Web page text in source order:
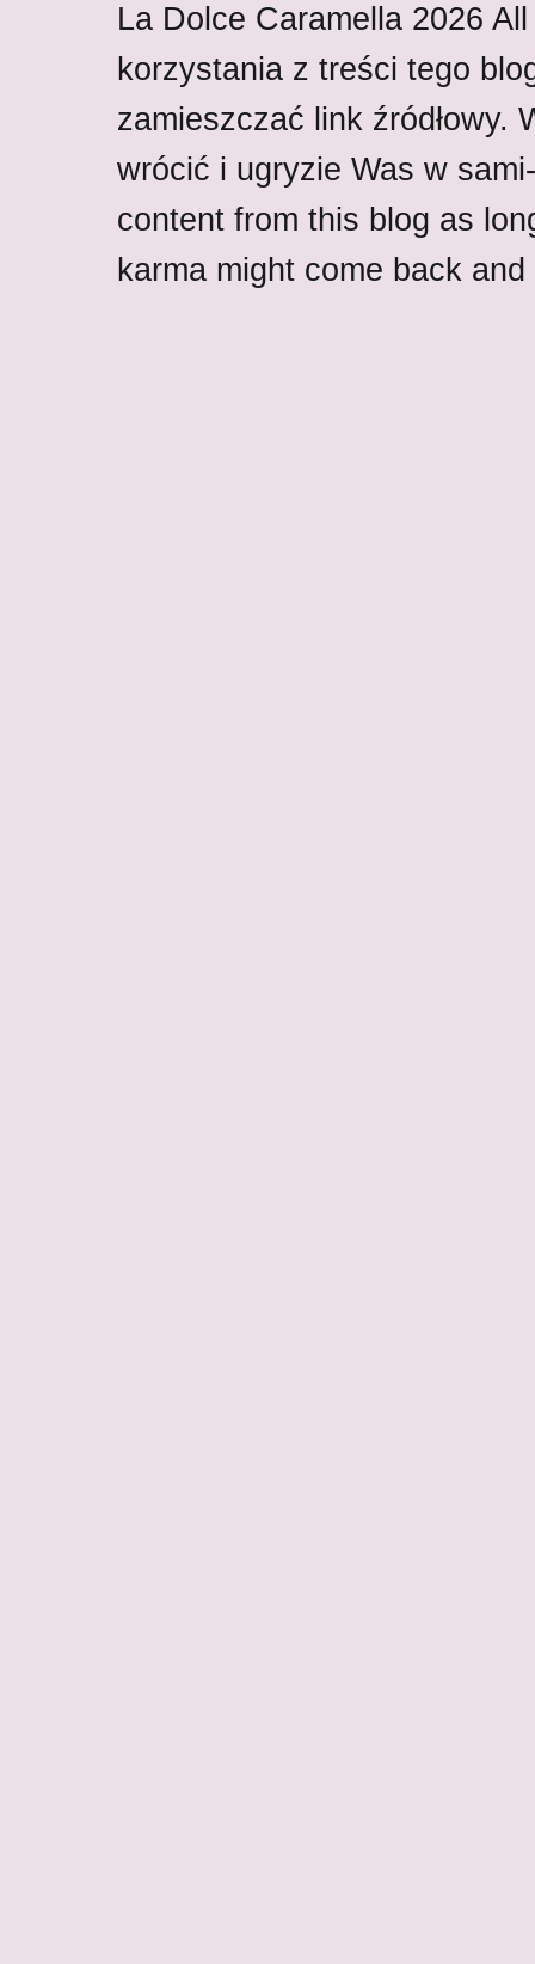
La Dolce Caramella 2026
korzystania z treści tego
zamieszczać link źródłowy.
wrócić i ugryzie Was w
content from this blog as
karma might come back